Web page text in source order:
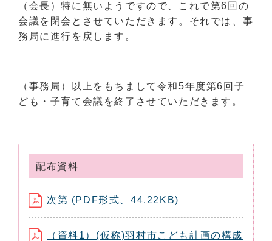
（会長）特に無いようですので、これで第6回の
会議を閉会とさせていただきます。それでは、事
務局に進行を戻します。
（事務局）以上をもちまして令和5年度第6回子
ども・子育て会議を終了させていただきます。
配布資料
次第 (PDF形式、44.22KB)
（資料1）(仮称)羽村市こども計画の構成